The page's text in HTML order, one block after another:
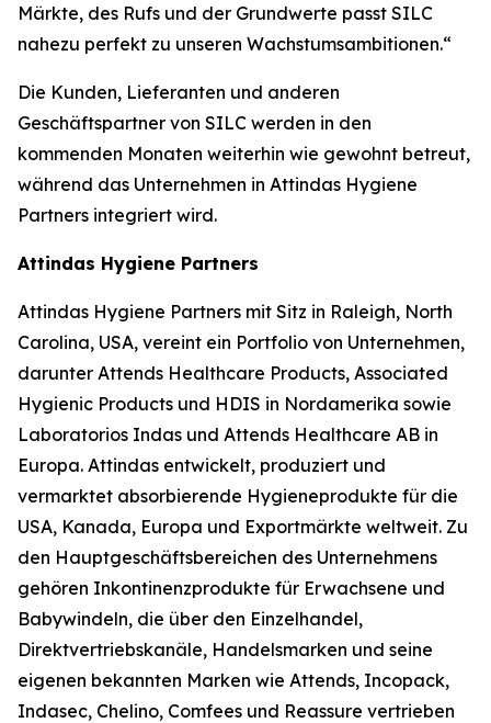
Märkte, des Rufs und der Grundwerte passt SILC
nahezu perfekt zu unseren Wachstumsambitionen.“
Die Kunden, Lieferanten und anderen
Geschäftspartner von SILC werden in den
kommenden Monaten weiterhin wie gewohnt betreut,
während das Unternehmen in Attindas Hygiene
Partners integriert wird.
Attindas Hygiene Partners
Attindas Hygiene Partners mit Sitz in Raleigh, North
Carolina, USA, vereint ein Portfolio von Unternehmen,
darunter Attends Healthcare Products, Associated
Hygienic Products und HDIS in Nordamerika sowie
Laboratorios Indas und Attends Healthcare AB in
Europa. Attindas entwickelt, produziert und
vermarktet absorbierende Hygieneprodukte für die
USA, Kanada, Europa und Exportmärkte weltweit. Zu
den Hauptgeschäftsbereichen des Unternehmens
gehören Inkontinenzprodukte für Erwachsene und
Babywindeln, die über den Einzelhandel,
Direktvertriebskanäle, Handelsmarken und seine
eigenen bekannten Marken wie Attends, Incopack,
Indasec, Chelino, Comfees und Reassure vertrieben